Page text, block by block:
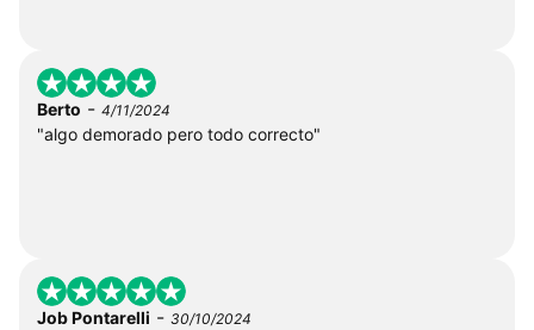
Berto - 4/11/2024
"algo demorado pero todo correcto"
Job Pontarelli - 30/10/2024